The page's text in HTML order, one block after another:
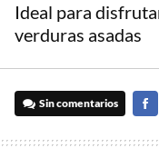
Ideal para
verduras asadas
Sin comentarios